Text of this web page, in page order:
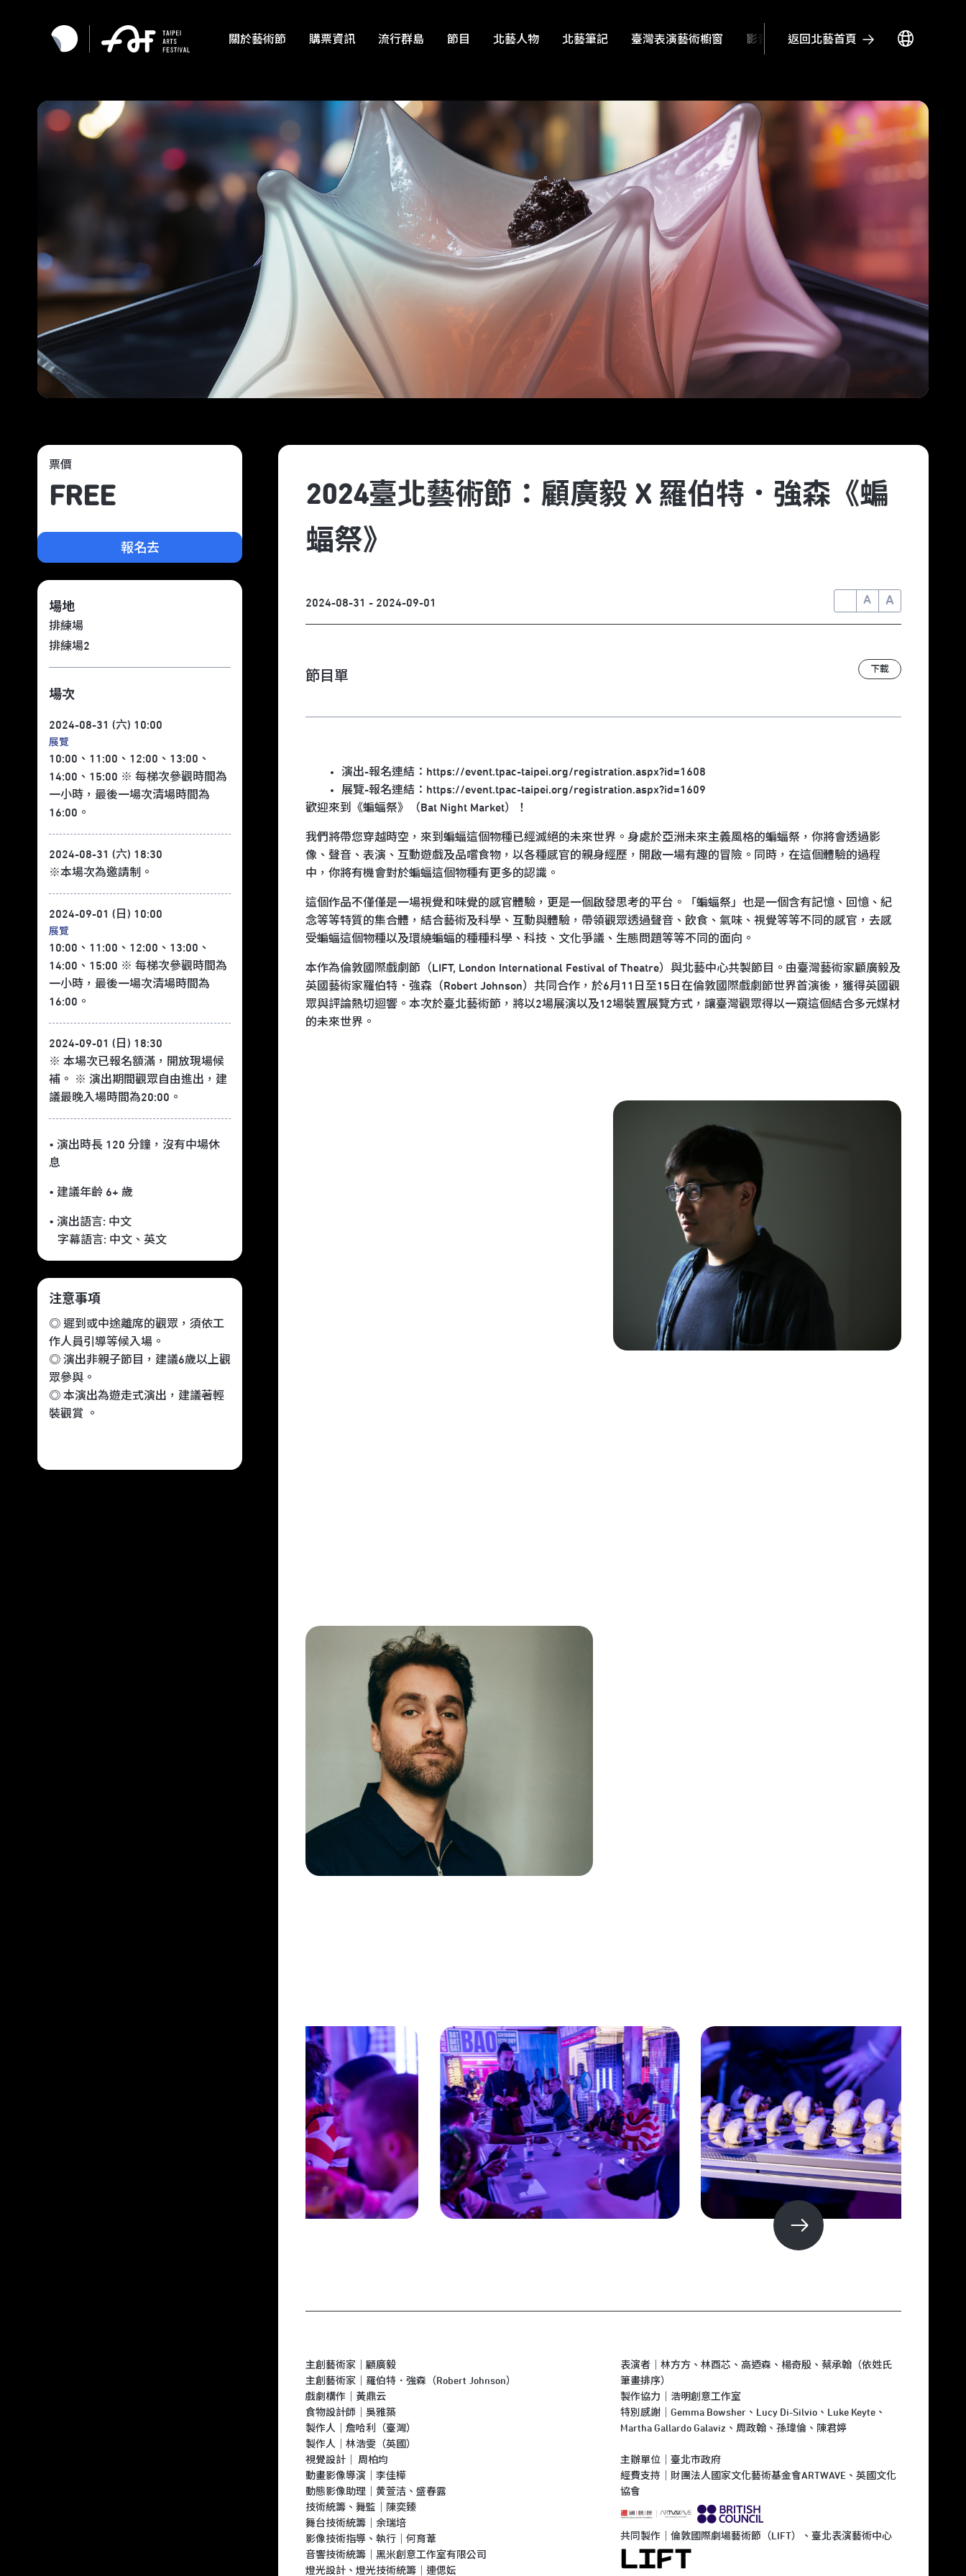
關於藝術節 購票資訊 流行群島 節目 北藝人物 北藝筆記 臺灣表演藝術櫥窗 影音文章返回北藝首頁
票價
FREE
報名去
場地
排練場
排練場2
場次
2024-08-31 (六) 10:00
展覽
10:00、11:00、12:00、13:00、
14:00、15:00 ※ 每梯次參觀時間為
一小時，最後一場次清場時間為
16:00。
2024-08-31 (六) 18:30
※本場次為邀請制。
2024-09-01 (日) 10:00
展覽
10:00、11:00、12:00、13:00、
14:00、15:00 ※ 每梯次參觀時間為
一小時，最後一場次清場時間為
16:00。
2024-09-01 (日) 18:30
※ 本場次已報名額滿，開放現場候
補。 ※ 演出期間觀眾自由進出，建
議最晚入場時間為20:00。
• 演出時長 120 分鐘 ，沒有中場休
息
• 建議年齡 6+ 歲
• 演出語言: 中文
字幕語言: 中文 、 英文
注意事項
◎ 遲到或中途離席的觀眾，須依工
作人員引導等候入場。
◎ 演出非親子節目，建議6歲以上觀
眾參與。
◎ 本演出為遊走式演出，建議著輕
裝觀賞 。
2024臺北藝術節：顧廣毅 X 羅伯特．強森《蝙
蝠祭》
2024-08-31 - 2024-09-01 A A
節目單 下載
演出-報名連結： https://event.tpac-taipei.org/registration.aspx?id=1608
展覽-報名連結： https://event.tpac-taipei.org/registration.aspx?id=1609
歡迎來到《蝙蝠祭》（Bat Night Market）！
我們將帶您穿越時空，來到蝙蝠這個物種已經滅絕的未來世界。身處於亞洲未來主義風格的蝙蝠祭，你將會透過影
像、聲音、表演、互動遊戲及品嚐食物，以各種感官的親身經歷，開啟一場有趣的冒險。同時，在這個體驗的過程
中，你將有機會對於蝙蝠這個物種有更多的認識。
這個作品不僅僅是一場視覺和味覺的感官體驗，更是一個啟發思考的平台。「蝙蝠祭」也是一個含有記憶、回憶、紀
念等等特質的集合體，結合藝術及科學、互動與體驗，帶領觀眾透過聲音、飲食、氣味、視覺等等不同的感官，去感
受蝙蝠這個物種以及環繞蝙蝠的種種科學、科技、文化爭議、生態問題等等不同的面向。
本作為倫敦國際戲劇節（LIFT, London International Festival of Theatre）與北藝中心共製節目。由臺灣藝術家顧廣毅及
英國藝術家羅伯特．強森（Robert Johnson）共同合作，於6月11日至15日在倫敦國際戲劇節世界首演後，獲得英國觀
眾與評論熱切迴響。本次於臺北藝術節，將以2場展演以及12場裝置展覽方式，讓臺灣觀眾得以一窺這個結合多元媒材
的未來世界。
主創藝術家｜顧廣毅
主創藝術家｜羅伯特．強森（Robert Johnson）
戲劇構作｜黃鼎云
食物設計師｜吳雅築
製作人｜詹哈利（臺灣）
製作人｜林浩雯（英國）
視覺設計｜ 周柏均
動畫影像導演｜李佳樺
動態影像助理｜黄萱洁、盛春露
技術統籌、舞監｜陳奕臻
舞台技術統籌｜余瑞培
影像技術指導、執行｜何育葦
音響技術統籌｜黑米創意工作室有限公司
燈光設計、燈光技術統籌｜連偲妘
表演者｜林方方、林酉芯、高迺森、楊奇殷、蔡承翰（依姓氏
筆畫排序）
製作協力｜浩明創意工作室
特別感謝｜Gemma Bowsher、Lucy Di-Silvio、Luke Keyte、
Martha Gallardo Galaviz、周政翰、孫瑋倫、陳君婷
主辦單位｜臺北市政府
經費支持｜財團法人國家文化藝術基金會ARTWAVE、英國文化
協會
共同製作｜倫敦國際劇場藝術節（LIFT）、臺北表演藝術中心